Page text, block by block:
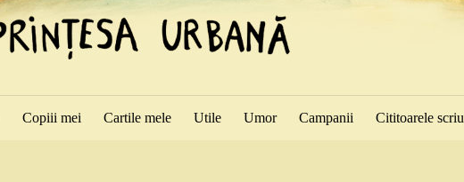
Copiii mei Cartile mele Utile Umor Campanii Cititoarele scriu